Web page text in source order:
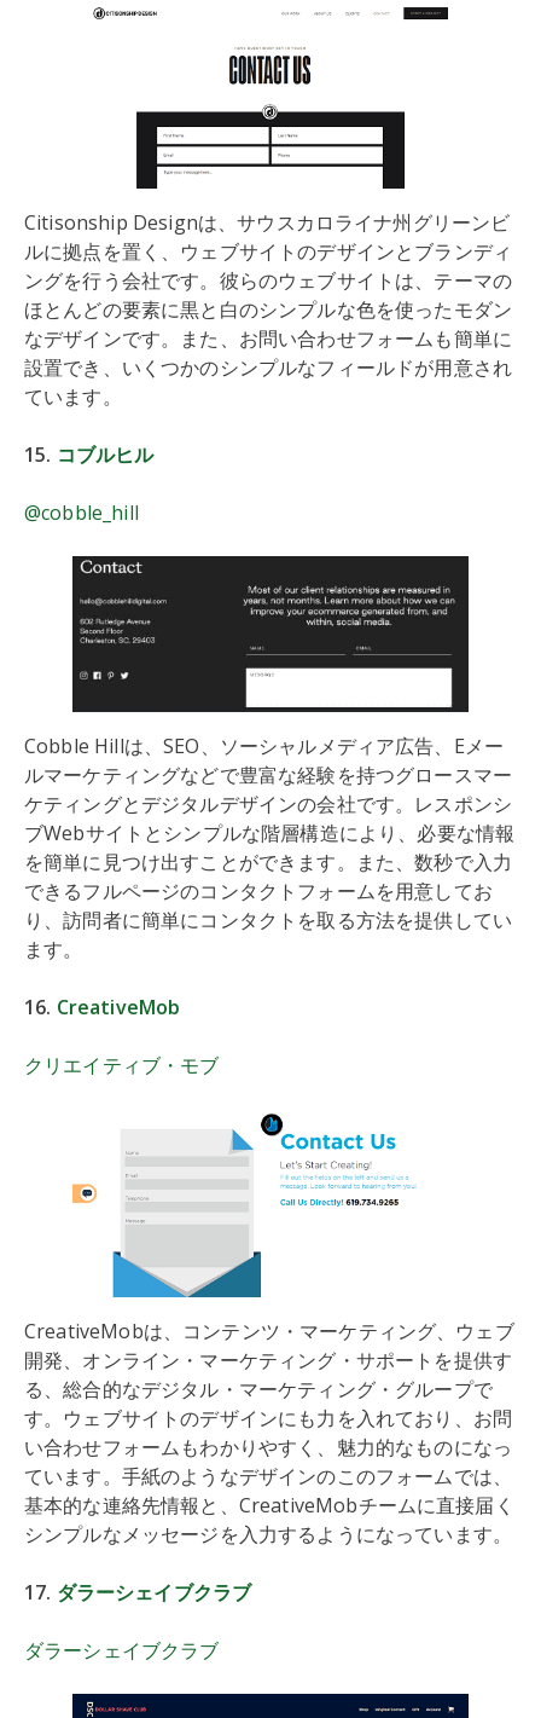
Citisonship Designは、サウスカロライナ州グリーンビ
ルに拠点を置く、ウェブサイトのデザインとブランディ
ングを行う会社です。彼らのウェブサイトは、テーマの
ほとんどの要素に黒と白のシンプルな色を使ったモダン
なデザインです。また、お問い合わせフォームも簡単に
設置でき、いくつかのシンプルなフィールドが用意され
ています。
15. コブルヒル
@cobble_hill
Cobble Hillは、SEO、ソーシャルメディア広告、Eメー
ルマーケティングなどで豊富な経験を持つグロースマー
ケティングとデジタルデザインの会社です。レスポンシ
ブWebサイトとシンプルな階層構造により、必要な情報
を簡単に見つけ出すことができます。また、数秒で入力
できるフルページのコンタクトフォームを用意してお
り、訪問者に簡単にコンタクトを取る方法を提供してい
ます。
16. CreativeMob
クリエイティブ・モブ
CreativeMobは、コンテンツ・マーケティング、ウェブ
開発、オンライン・マーケティング・サポートを提供す
る、総合的なデジタル・マーケティング・グループで
す。ウェブサイトのデザインにも力を入れており、お問
い合わせフォームもわかりやすく、魅力的なものになっ
ています。手紙のようなデザインのこのフォームでは、
基本的な連絡先情報と、CreativeMobチームに直接届く
シンプルなメッセージを入力するようになっています。
17. ダラーシェイブクラブ
ダラーシェイブクラブ